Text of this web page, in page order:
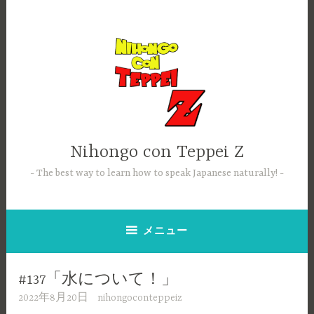
Nihongo con Teppei Z
The best way to learn how to speak Japanese naturally!
メニュー
#137「水について！」
2022年8月20日 nihongoconteppeiz